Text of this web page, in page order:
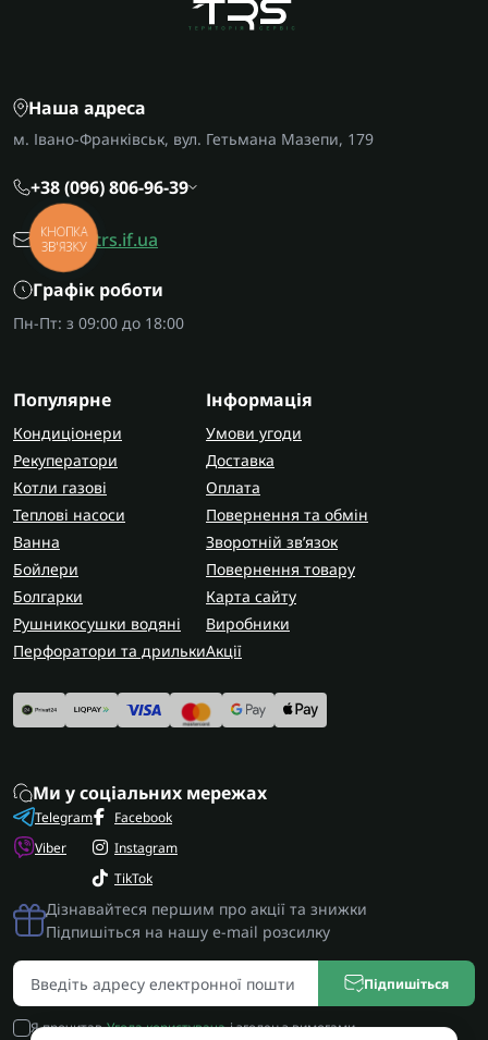
Наша адреса
м. Івано-Франківськ, вул. Гетьмана Мазепи, 179
+38 (096) 806-96-39
office@trs.if.ua
Графік роботи
Пн-Пт: з 09:00 до 18:00
Популярне
Кондиціонери
Рекуператори
Котли газові
Теплові насоси
Ванна
Бойлери
Болгарки
Рушникосушки водяні
Перфоратори та дрильки
Інформація
Умови угоди
Доставка
Оплата
Повернення та обмін
Зворотній зв’язок
Повернення товару
Карта сайту
Виробники
Акції
Ми у соціальних мережах
Telegram
Viber
Facebook
Instagram
TikTok
Дізнавайтеся першим про акції та знижки
Підпишіться на нашу e-mail розсилку
Підпишіться
Я прочитав Угода користувача і згоден з вимогами
КНОПКА
ЗВ'ЯЗКУ